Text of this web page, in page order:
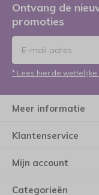
Ontvang de
promoties
* Lees hier de
Meer informatie
Klantenservice
Mijn account
Categorieën